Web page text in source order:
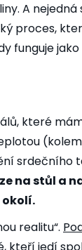
A nejedná
proces,
funguje
které
(kolem
srdečního
na stůl a
okolí.
realitu“.